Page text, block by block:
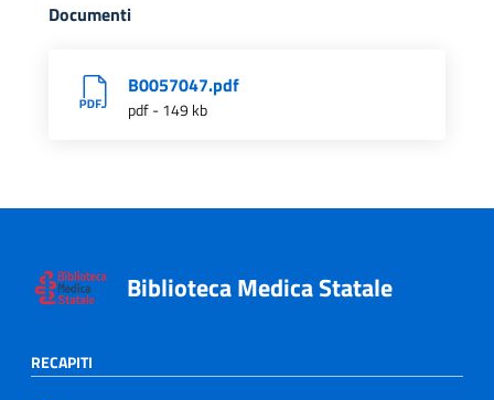
Documenti
B0057047.pdf
pdf - 149 kb
Biblioteca Medica Statale
RECAPITI